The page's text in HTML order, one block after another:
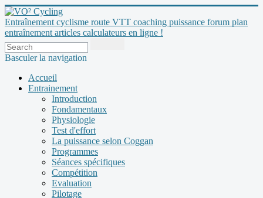
Entraînement cyclisme route VTT coaching puissance forum plan
entraînement articles calculateurs en ligne !
Basculer la navigation
Accueil
Entrainement
Introduction
Fondamentaux
Physiologie
Test d'effort
La puissance selon Coggan
Programmes
Séances spécifiques
Compétition
Evaluation
Pilotage